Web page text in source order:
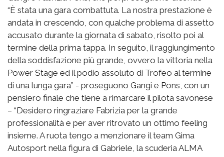
“È stata una gara combattuta. La nostra prestazione è
andata in crescendo, con qualche problema di assetto
accusato durante la giornata di sabato, risolto poi al
termine della prima tappa. In seguito, il raggiungimento
della soddisfazione più grande, ovvero la vittoria nella
Power Stage ed il podio assoluto di Trofeo al termine
di una lunga gara” - proseguono Gangi e Pons, con un
pensiero finale che tiene a rimarcare il pilota savonese
– “Desidero ringraziare Fabrizia per la grande
professionalità e per aver ritrovato un ottimo feeling
insieme. A ruota tengo a menzionare il team Gima
Autosport nella figura di Gabriele, la scuderia ALMA